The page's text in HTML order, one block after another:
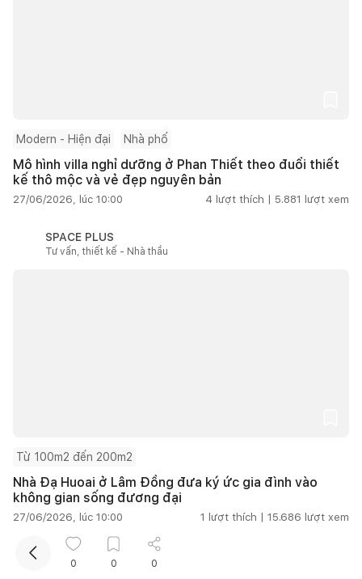
Modern - Hiện đại Nhà phố
Mô hình villa nghỉ dưỡng ở Phan Thiết theo đuổi thiết
kế thô mộc và vẻ đẹp nguyên bản
27/06/2026, lúc 10:00 4 lượt thích | 5.881 lượt xem
SPACE PLUS
Tư vấn, thiết kế - Nhà thầu
Từ 100m2 đến 200m2
Nhà Đạ Huoai ở Lâm Đồng đưa ký ức gia đình vào
không gian sống đương đại
27/06/2026, lúc 10:00 1 lượt thích | 15.686 lượt xem
Kho ảnh 0 0 0